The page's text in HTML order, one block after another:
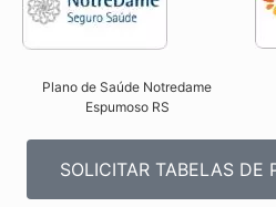
Plano de Saúde Notredame
Espumoso RS​
SOLICITAR TABELAS DE